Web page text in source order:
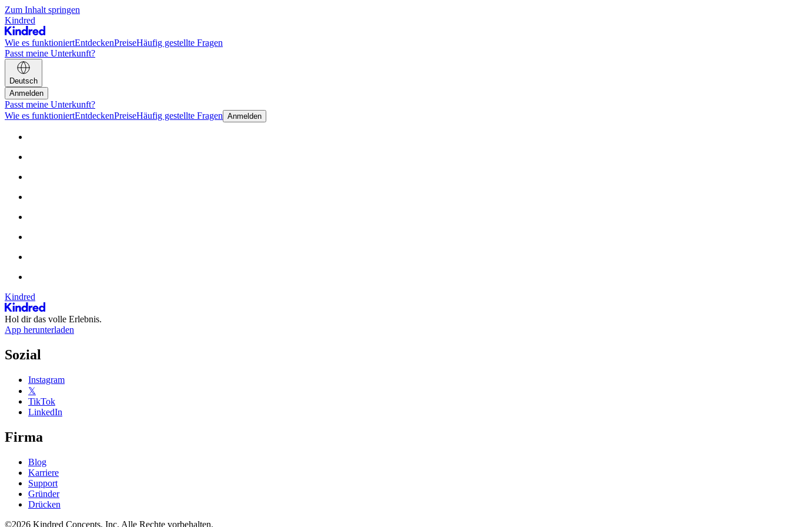
Zum Inhalt springen
Kindred
Wie es funktioniertEntdeckenPreiseHäufig gestellte Fragen
Passt meine Unterkunft?
Deutsch
Anmelden
Passt meine Unterkunft?
Wie es funktioniertEntdeckenPreiseHäufig gestellte Fragen Anmelden
Kindred
Hol dir das volle Erlebnis.
App herunterladen
Sozial
Instagram
𝕏
TikTok
LinkedIn
Firma
Blog
Karriere
Support
Gründer
Drücken
©2026 Kindred Concepts, Inc. Alle Rechte vorbehalten.